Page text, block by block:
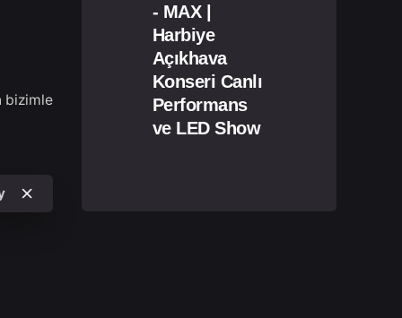
- MAX |
Harbiye
Açıkhava
Konseri Canlı
Performans
ve LED Show
bizimle